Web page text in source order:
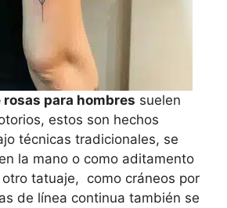
para hombres suelen
estos son hechos
técnicas tradicionales, se
la mano o como aditamento
tatuaje, como cráneos por
de línea continua también se